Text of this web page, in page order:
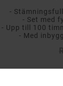
-
- Set med
- Med